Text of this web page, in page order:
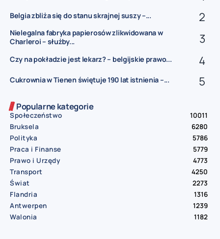
Belgia zbliża się do stanu skrajnej suszy –...
Nielegalna fabryka papierosów zlikwidowana w
Charleroi – służby...
Czy na pokładzie jest lekarz? – belgijskie prawo...
Cukrownia w Tienen świętuje 190 lat istnienia –...
Popularne kategorie
Społeczeństwo
10011
Bruksela
6280
Polityka
5786
Praca i Finanse
5779
Prawo i Urzędy
4773
Transport
4250
Świat
2273
Flandria
1316
Antwerpen
1239
Walonia
1182